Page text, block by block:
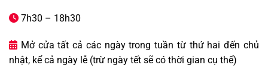
 7h30 – 18h30
 Mở cửa tất cả các ngày trong tuần từ thứ hai đến chủ
nhật, kể cả ngày lễ (trừ ngày tết sẽ có thời gian cụ thể)